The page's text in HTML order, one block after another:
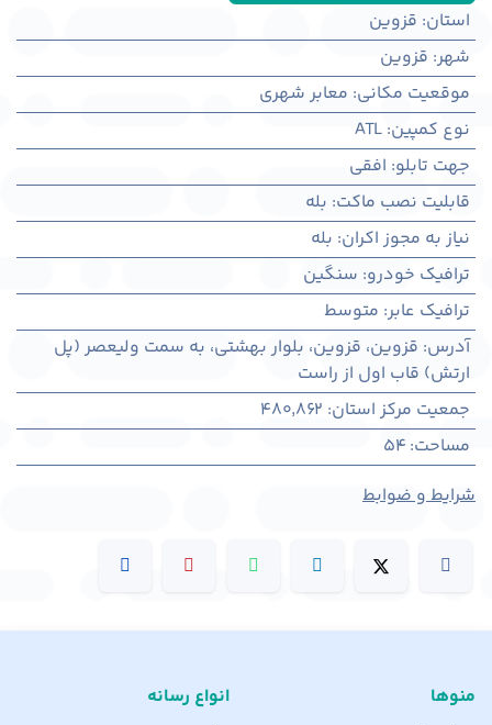
استان: قزوین
شهر: قزوين
موقعیت مکانی: معابر شهری
نوع کمپین:
ATL
جهت تابلو: افقی
قابلیت نصب ماکت: بله
نیاز به مجوز اکران: بله
ترافیک خودرو: سنگین
ترافیک عابر: متوسط
آدرس: قزوين، قزوين، بلوار بهشتی، به سمت ولیعصر (پل
ارتش) قاب اول از راست
جمعیت مرکز استان:
480,862
مساحت:
54
شرایط و ضوابط
منوها انواع رسانه